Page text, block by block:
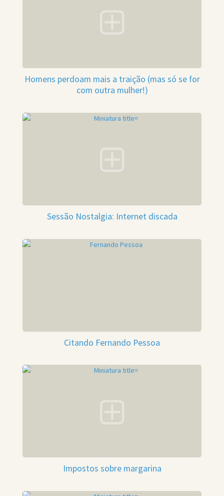
Homens perdoam mais a traição (mas só se for
com outra mulher!)
Sessão Nostalgia: Internet discada
Citando Fernando Pessoa
Impostos sobre margarina